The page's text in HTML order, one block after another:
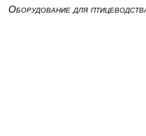
Оборудование для